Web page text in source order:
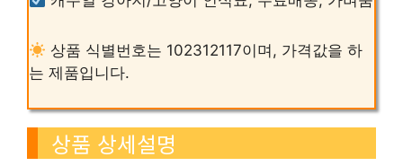
상품 식별번호는 102312117이며, 가격값을 하
는 제품입니다.
상품 상세설명